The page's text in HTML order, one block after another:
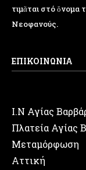
τιμᾶται στό ὄνομα
Νεοφανούς.
ΕΠΙΚΟΙΝΩΝΙΑ
Ι.Ν Αγίας
Πλατεία Αγίας
Μεταμόρφωση
Αττική